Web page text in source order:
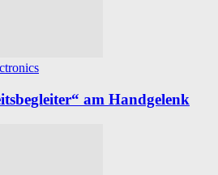
am Handgelenk